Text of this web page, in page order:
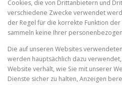
Cookies, die von Drittanbietern und
verschiedene Zwecke verwendet
der Regel für die korrekte Funktion
sammeln keine Ihrer
Die auf unseren Websites
werden hauptsächlich dazu
Website verhält, wie Sie mit unserer
Dienste sicher zu halten, Anzeigen